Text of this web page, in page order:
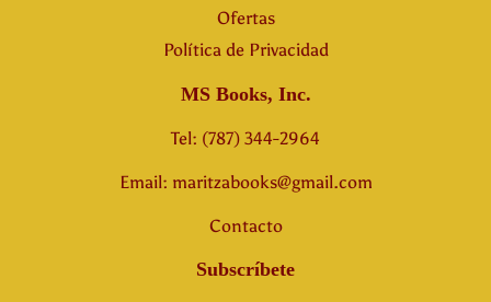
Ofertas
Política de Privacidad
MS Books, Inc.
Tel: (787) 344-2964
Email: maritzabooks@gmail.com
Contacto
Subscríbete